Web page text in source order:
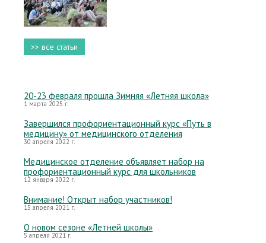
>> все статьи
20-23 февраля прошла Зимняя «Летняя школа»
1 марта 2025 г.
Завершился профориентационный курс «Путь в
медицину» от медицинского отделения
30 апреля 2022 г.
Медицинское отделение объявляет набор на
профориентационный курс для школьников
12 января 2022 г.
Внимание! Открыт набор участников!
15 апреля 2021 г.
О новом сезоне «Летней школы»
5 апреля 2021 г.